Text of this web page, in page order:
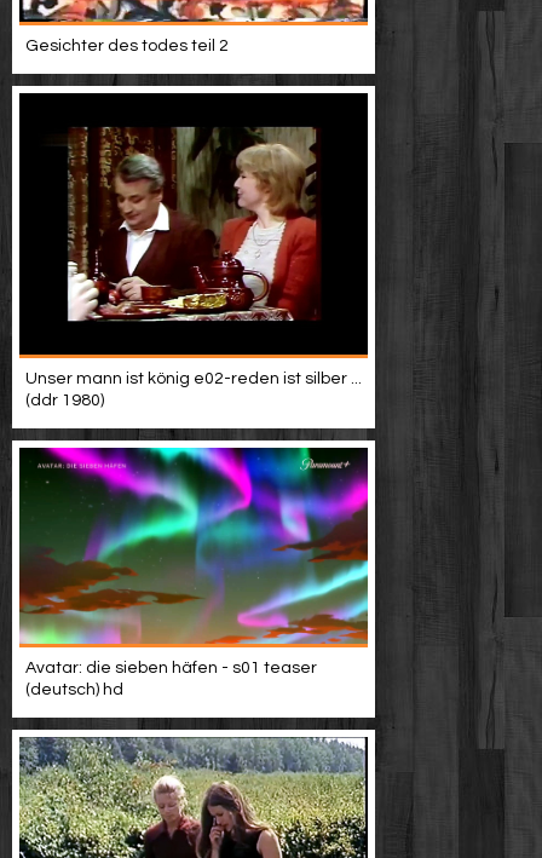
Gesichter des todes teil 2
Unser mann ist könig e02-reden ist silber ...
(ddr 1980)
Avatar: die sieben häfen - s01 teaser
(deutsch) hd